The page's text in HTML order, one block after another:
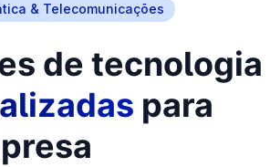
& Telecomunicações
de tecnologia
para